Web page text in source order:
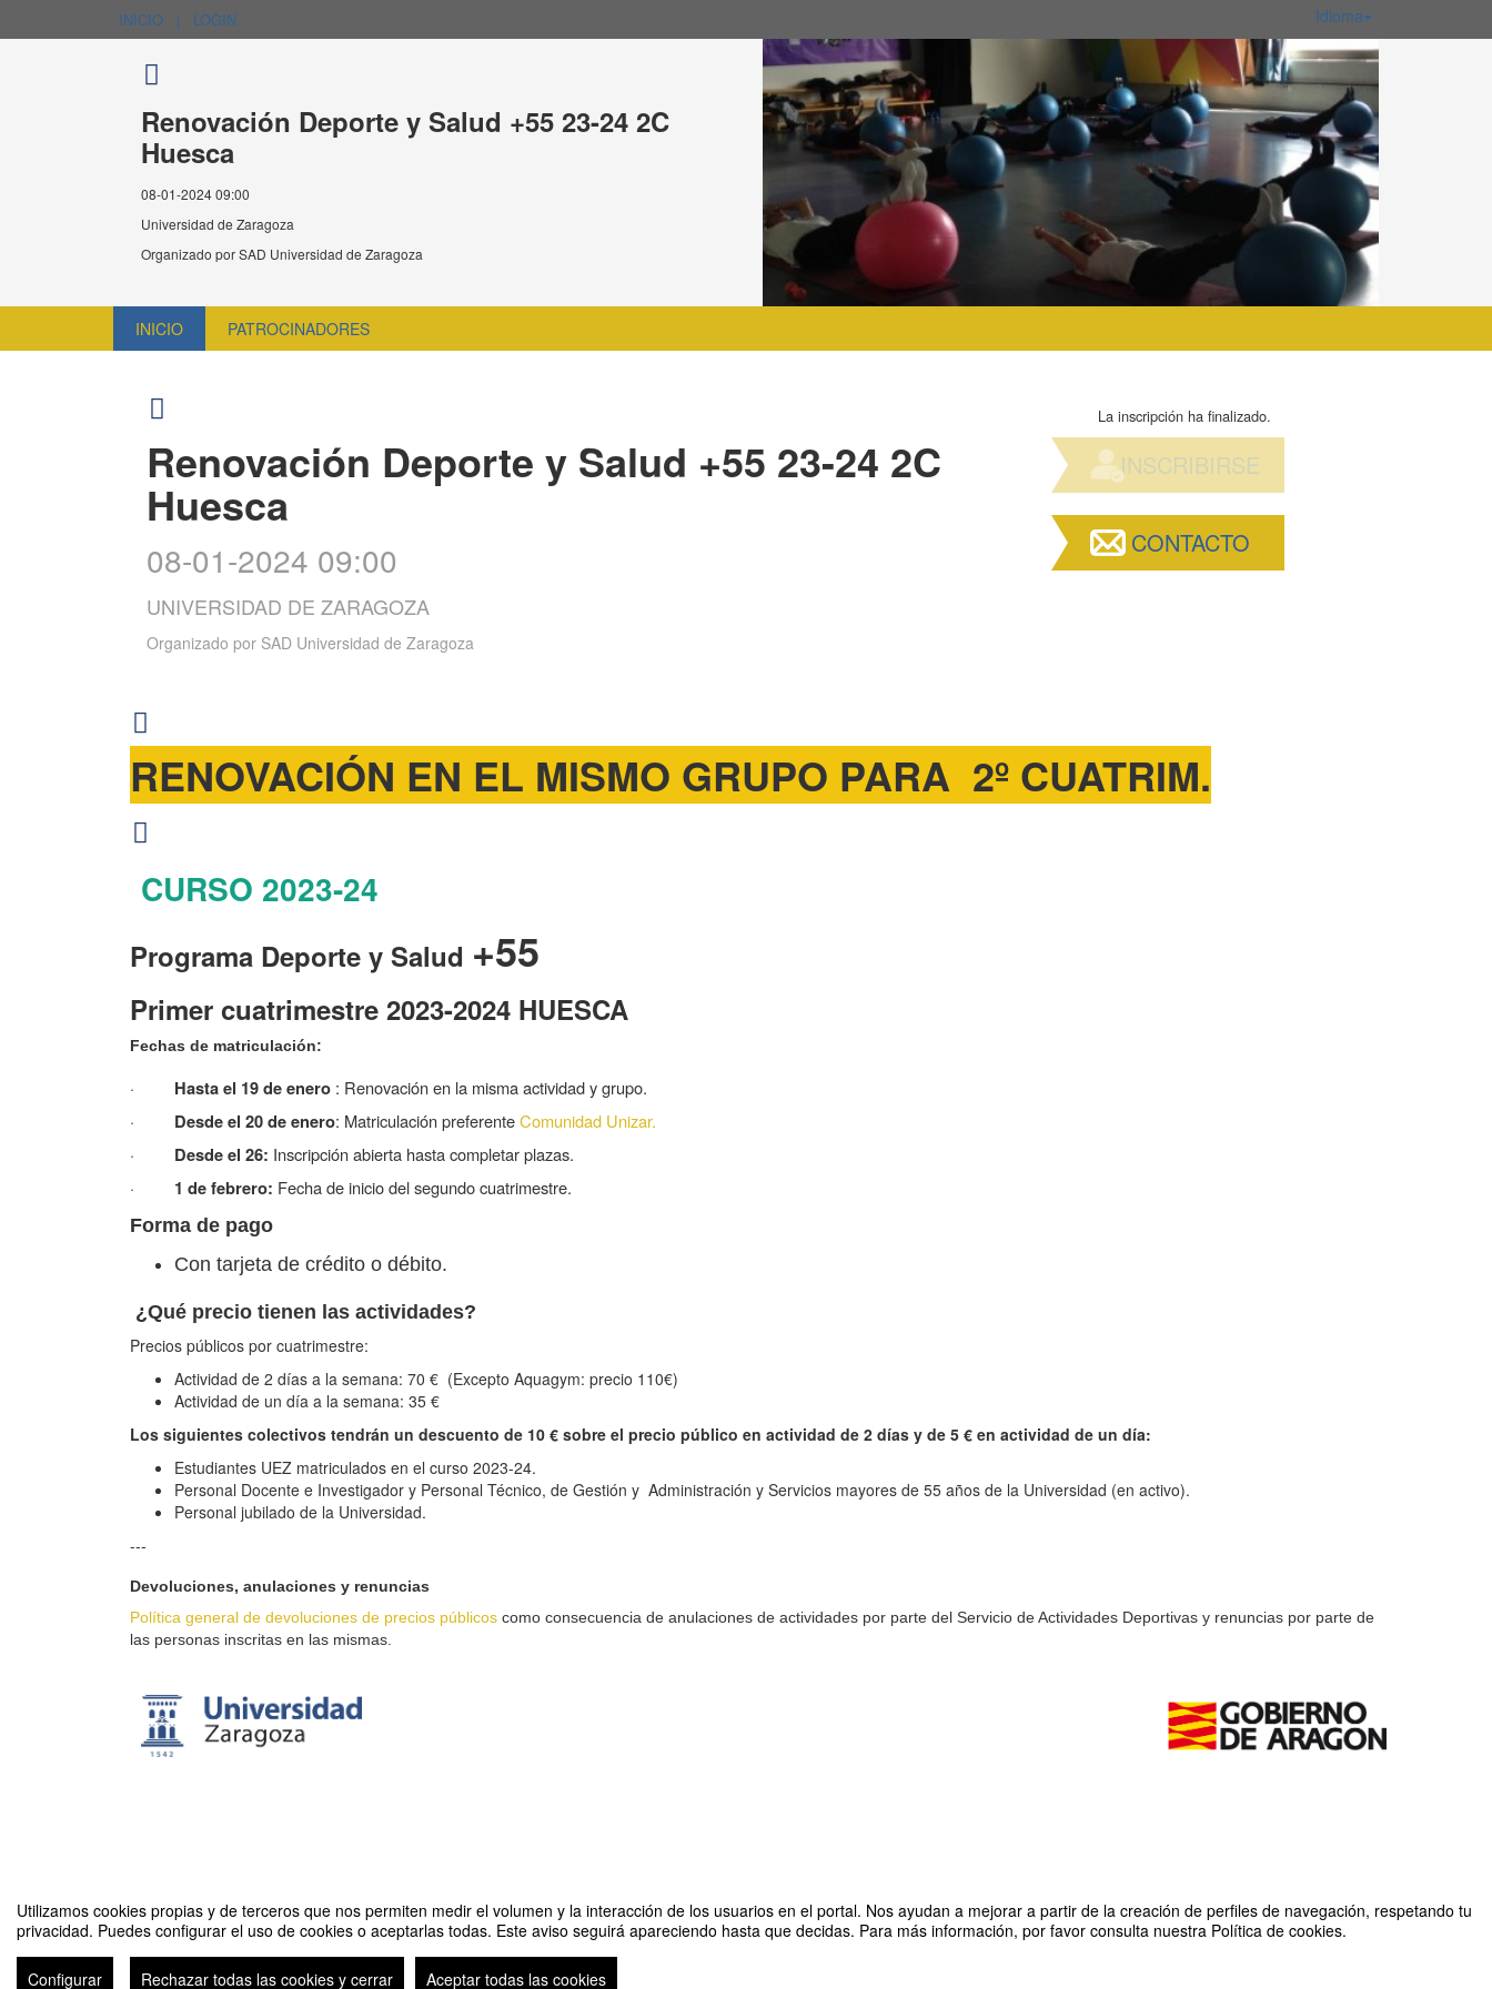
Utilizamos cookies propias y de terceros que nos permiten medir el volumen y la interacción de los usuarios en el portal. Nos ayudan a mejorar a partir de la creación de perfiles de navegación, respetando tu
privacidad. Puedes configurar el uso de cookies o aceptarlas todas. Este aviso seguirá apareciendo hasta que decidas. Para más información, por favor consulta nuestra Política de cookies.
Configurar Rechazar todas las cookies y cerrar Aceptar todas las cookies
INICIO | LOGIN Idioma
Renovación Deporte y Salud +55 23-24 2C
Huesca
08-01-2024 09:00
Universidad de Zaragoza
Organizado porSAD Universidad de Zaragoza
INICIO PATROCINADORES
Renovación Deporte y Salud +55 23-24 2C
Huesca
08-01-2024 09:00
UNIVERSIDAD DE ZARAGOZA
Organizado por SAD Universidad de Zaragoza
La inscripción ha finalizado.
INSCRIBIRSE
CONTACTO
RENOVACIÓN EN EL MISMO GRUPO PARA 2º CUATRIM.
CURSO 2023-24
Programa Deporte y Salud +55
Primer cuatrimestre 2023-2024 HUESCA
Fechas de matriculación:
· Hasta el 19 de enero : Renovación en la misma actividad y grupo.
·
Desde el 20 de enero: Matriculación preferenteComunidad Unizar.
· Desde el 26: Inscripción abierta hasta completar plazas.
· 1 de febrero: Fecha de inicio del segundo cuatrimestre.
Forma de pago
Con tarjeta de crédito o débito.
¿Qué precio tienen las actividades?
Precios públicos por cuatrimestre:
Actividad de 2 días a la semana: 70 € (Excepto Aquagym: precio 110€)
Actividad de un día a la semana: 35 €
Los siguientes colectivos tendrán un descuento de 10 € sobre el precio público en actividad de 2 días y de 5 € en actividad de un día:
Estudiantes UEZ matriculados en el curso 2023-24.
Personal Docente e Investigador y Personal Técnico, de Gestión y Administración y Servicios mayores de 55 años de la Universidad (en activo).
Personal jubilado de la Universidad.
---
Devoluciones, anulaciones y renuncias
Política general de devoluciones de precios públicos como consecuencia de anulaciones de actividades por parte del Servicio de Actividades Deportivas y renuncias por parte de
las personas inscritas en las mismas.
Renovación Deporte y Salud +55 23-24 2C Huesca Organizado por SAD Universidad de Zaragoza